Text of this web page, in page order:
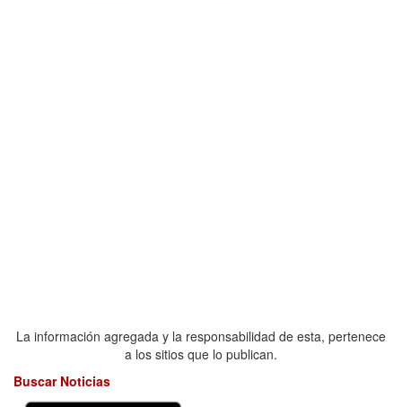
La información agregada y la responsabilidad de esta, pertenece
a los sitios que lo publican.
Buscar Noticias